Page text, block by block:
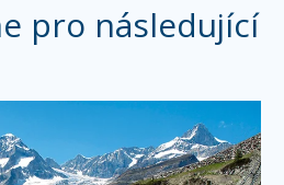
pro následující